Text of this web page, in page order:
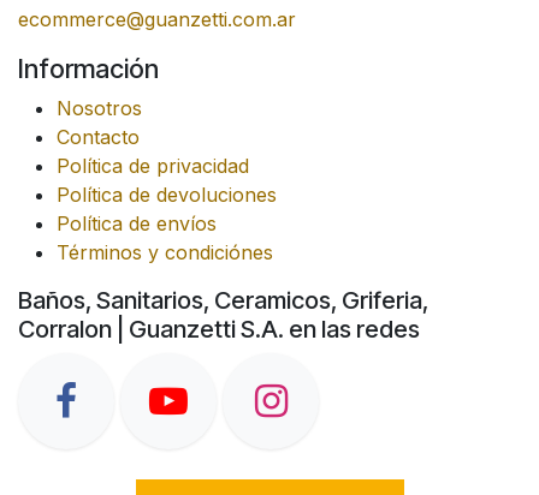
ecommerce@guanzetti.com.ar
Información
Nosotros
Contacto
Política de privacidad
Política de devoluciones
Política de envíos
Términos y condiciónes
Baños, Sanitarios, Ceramicos, Griferia,
Corralon | Guanzetti S.A. en las redes